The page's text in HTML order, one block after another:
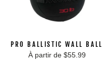
PRO BALLISTIC WALL BALL
À partir de $55.99